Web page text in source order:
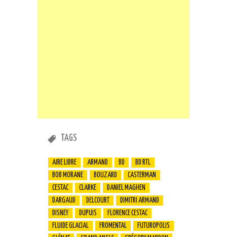
TAGS
AIRE LIBRE ARMAND BD
BD RTL
BOB MORANE
BOUZARD
CASTERMAN
CESTAC
CLARKE
DANIEL MAGHEN
DARGAUD
DELCOURT
DIMITRI ARMAND
DISNEY
DUPUIS
FLORENCE CESTAC
FLUIDE GLACIAL
FROMENTAL
FUTUROPOLIS